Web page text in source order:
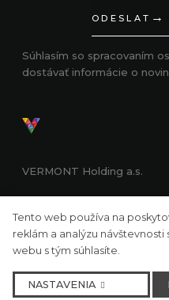
Tento web používa na
reklám a analýzu
webu s tým súhlasíte.
NASTAVENIA
ODESLAT
Súhlasím so spracovaním
dostávať informácie o
VERMONT Holding a.s.
| Darčekové